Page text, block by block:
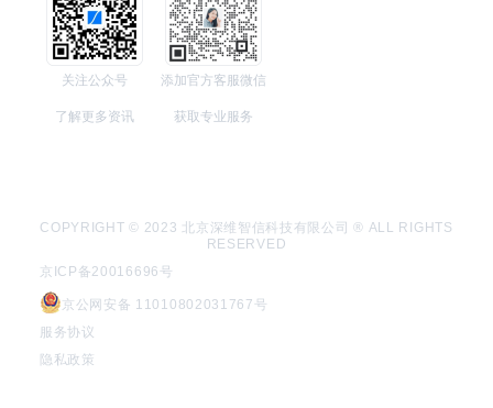
关注公众号
了解更多资讯
添加官方客服微信
获取专业服务
COPYRIGHT © 2023 北京深维智信科技有限公司 ® ALL RIGHTS
RESERVED
京ICP备20016696号
京公网安备 11010802031767号
服务协议
隐私政策